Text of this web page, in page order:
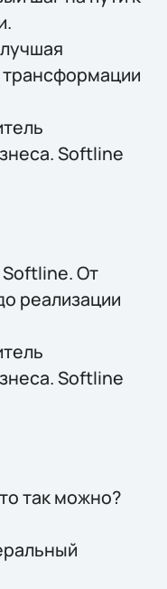
Softline
От
реализации
Softline
так можно?